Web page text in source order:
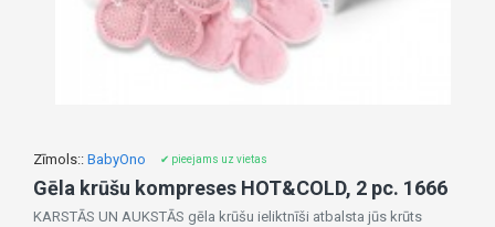
Zīmols:: BabyOno ✔ pieejams uz vietas
Gēla krūšu kompreses HOT&COLD, 2 pc. 1666
KARSTĀS UN AUKSTĀS gēla krūšu ieliktnīši atbalsta jūs krūts